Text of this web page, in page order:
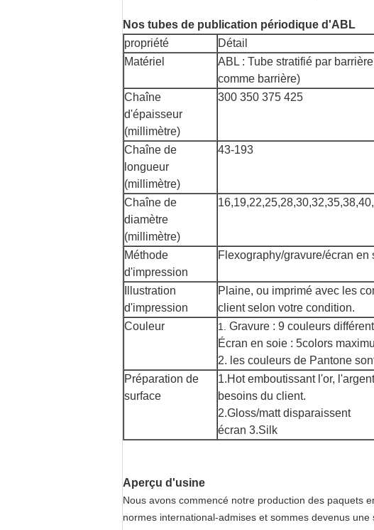
Nos tubes de publication périodique d'ABL
propriété
Détail
Matériel
ABL : Tube stratifié par
comme barrière)
Chaîne
d'épaisseur
(millimètre)
300 350 375 425
Chaîne de
longueur
(millimètre)
43-193
Chaîne de
diamètre
(millimètre)
Méthode
d'impression
Flexography/gravure/écran en
Illustration
d'impression
Plaine, ou imprimé avec les
client selon votre condition.
Couleur
1. Gravure : 9 couleurs
Écran en soie : 5colors
2. les couleurs de Pantone
Préparation de
surface
1.Hot emboutissant l'or,
besoins du client.
2.Gloss/matt disparaissent
écran 3.Silk
Aperçu d'usine
Nous avons commencé notre production des paquets
normes international-admises et sommes devenus